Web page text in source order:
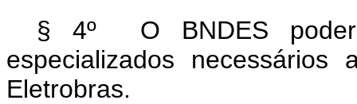
§ 4º O BNDES
especializados
Eletrobras.